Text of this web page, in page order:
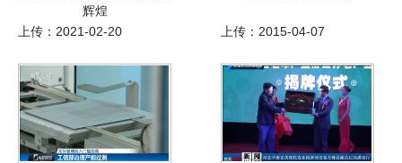
辉煌
上传：2021-02-20
上传：2015-04-07